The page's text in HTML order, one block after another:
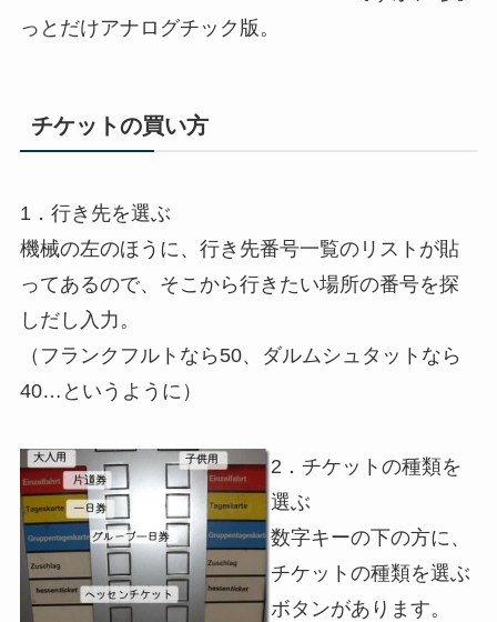
っとだけアナログチック版。
チケットの買い方
1．行き先を選ぶ
機械の左のほうに、行き先番号一覧のリストが貼
ってあるので、そこから行きたい場所の番号を探
しだし入力。
（フランクフルトなら50、ダルムシュタットなら
40…というように）
2．チケットの種類を
選ぶ
数字キーの下の方に、
チケットの種類を選ぶ
ボタンがあります。